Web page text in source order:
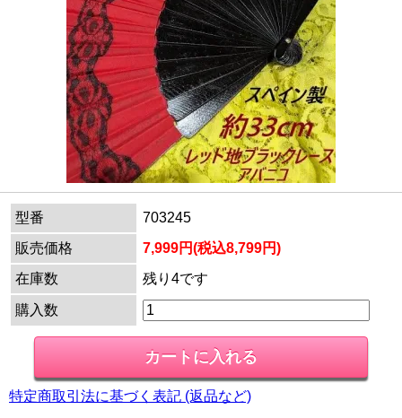
型番
703245
販売価格
7,999円(税込8,799円)
在庫数
残り4です
購入数
特定商取引法に基づく表記 (返品など)